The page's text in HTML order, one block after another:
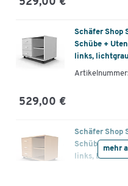
Schäfer Shop
Schübe +
links, lichtgrau
529,00 €
Schäfer Shop
Schübe +
links, Buche
mehr